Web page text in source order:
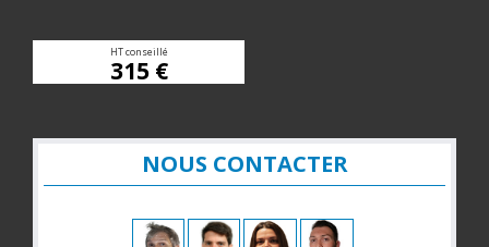
HT conseillé
315 €
NOUS CONTACTER